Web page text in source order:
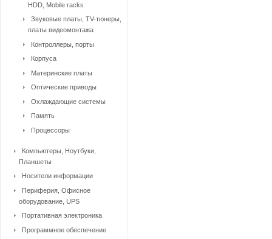
HDD, Mobile racks
Звуковые платы, TV-тюнеры,
платы видеомонтажа
Контроллеры, порты
Корпуса
Материнские платы
Оптические приводы
Охлаждающие системы
Память
Процессоры
Компьютеры, Ноутбуки,
Планшеты
Носители информации
Периферия, Офисное
оборудование, UPS
Портативная электроника
Программное обеспечение